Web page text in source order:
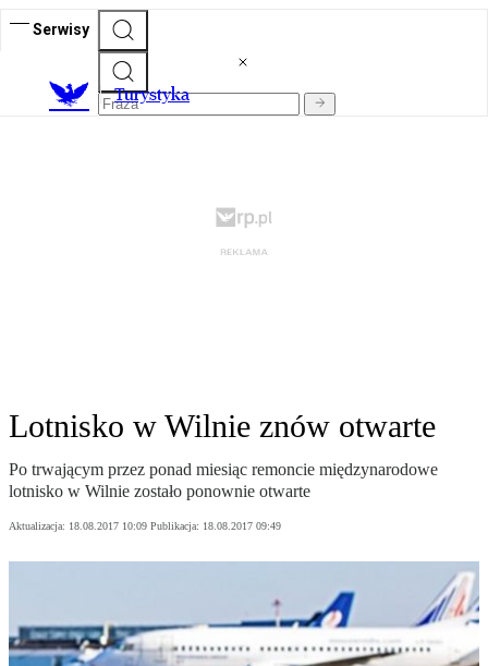
Serwisy
Turystyka
Lotnisko w Wilnie znów otwarte
Po trwającym przez ponad miesiąc remoncie międzynarodowe
lotnisko w Wilnie zostało ponownie otwarte
Aktualizacja: 18.08.2017 10:09 Publikacja: 18.08.2017 09:49